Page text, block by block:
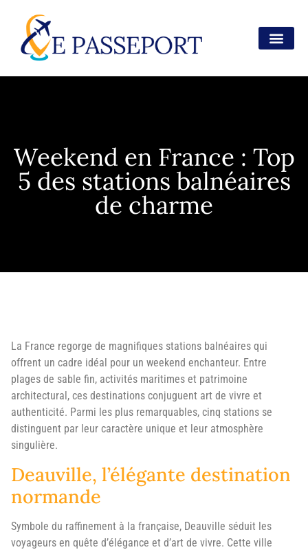
Weekend en France : Top
5 des stations balnéaires
de charme
La France regorge de magnifiques stations balnéaires qui
offrent un cadre idéal pour un weekend enchanteur. Entre
plages de sable fin, activités maritimes et patrimoine
architectural, ces destinations conjuguent art de vivre et
authenticité. Parmi les plus remarquables, cinq stations se
distinguent par leur caractère unique et leur atmosphère
singulière.
Deauville, l’élégante destination
normande
Symbole du raffinement à la française, Deauville séduit les
voyageurs en quête d’élégance et d’art de vivre. Cette ville